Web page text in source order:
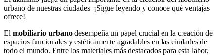
urbano de nuestras ciudades. ¡Sigue leyendo y conoce qué ventajas
ofrece!
El mobiliario urbano desempeña un papel crucial en la creación de
espacios funcionales y estéticamente agradables en las ciudades de
todo el mundo. Entre los materiales más destacados para esta labor,